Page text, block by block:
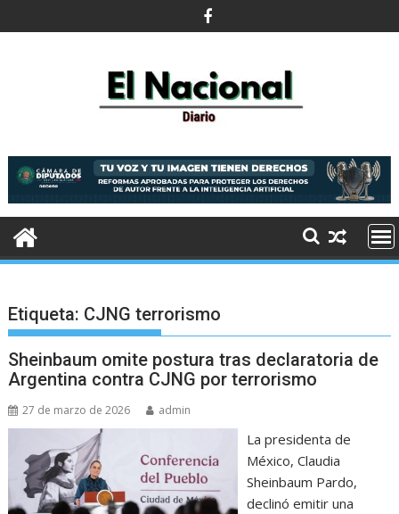
al
Etiqueta: CJNG terrorismo
Sheinbaum omite postura tras declaratoria de
Argentina contra CJNG por terrorismo
27 de marzo de 2026 admin
La presidenta de
México, Claudia
Sheinbaum Pardo,
declinó emitir una